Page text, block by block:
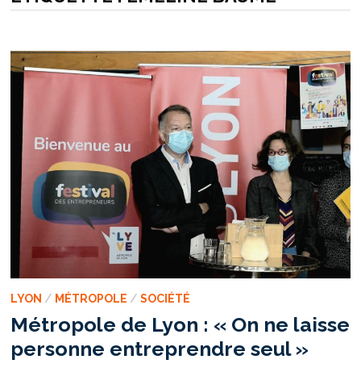
LYON / MÉTROPOLE / SOCIÉTÉ
Métropole de Lyon : « On ne laisse
personne entreprendre seul »